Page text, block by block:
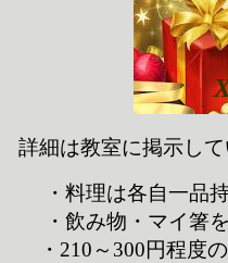
詳細は教室に掲示し
・料理は各自一品
・飲み物・マイ箸
・210～300円程度